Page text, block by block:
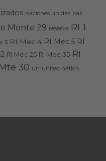
naciones unidas paz
Monte 29 reserva RI 1
3 RI Mec 4 RI Mec 5 RI
RI Mec 25 RI Mec 35 RI
30 un united nation